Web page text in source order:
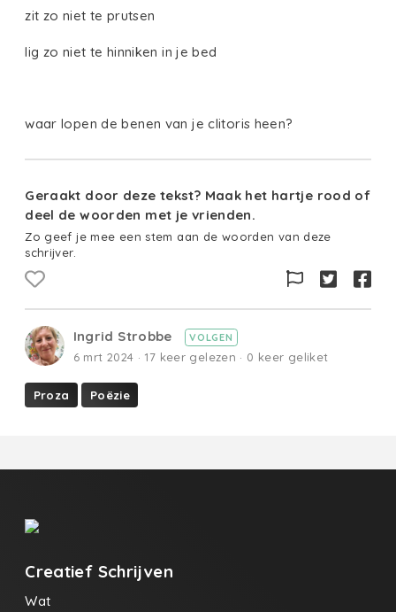
zit zo niet te prutsen
lig zo niet te hinniken in je bed
waar lopen de benen van je clitoris heen?
Geraakt door deze tekst? Maak het hartje rood of
deel de woorden met je vrienden.
Zo geef je mee een stem aan de woorden van deze
schrijver.
Ingrid Strobbe VOLGEN
6 mrt 2024 · 17 keer gelezen · 0 keer geliket
Proza Poëzie
Creatief Schrijven
Wat